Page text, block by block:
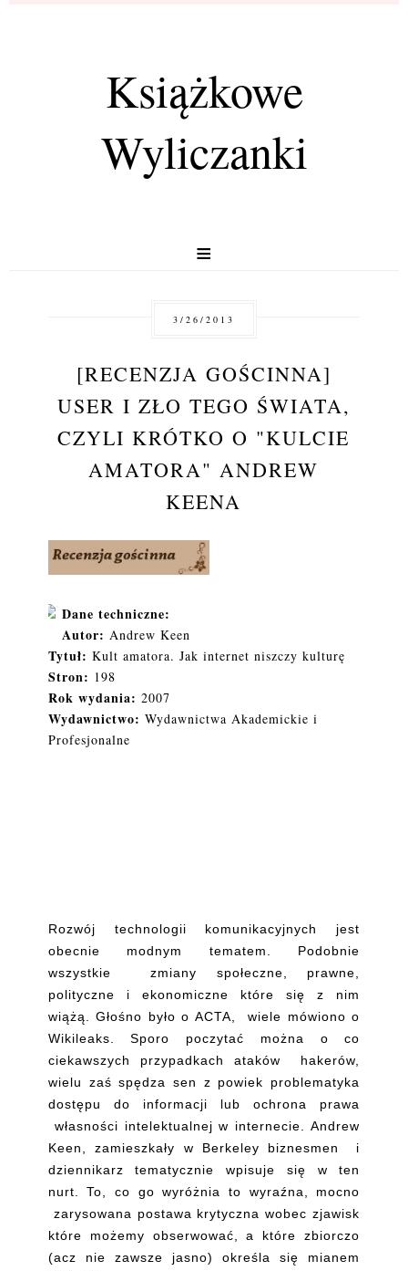
Książkowe
Wyliczanki
≡
3/26/2013
[RECENZJA GOŚCINNA]
USER I ZŁO TEGO ŚWIATA,
CZYLI KRÓTKO O "KULCIE
AMATORA" ANDREW
KEENA
Dane techniczne:
Autor: Andrew Keen
Tytuł: Kult amatora. Jak internet niszczy kulturę
Stron: 198
Rok wydania: 2007
Wydawnictwo: Wydawnictwa Akademickie i
Profesjonalne
Rozwój technologii komunikacyjnych jest
obecnie modnym tematem. Podobnie
wszystkie zmiany społeczne, prawne,
polityczne i ekonomiczne które się z nim
wiążą. Głośno było o ACTA, wiele mówiono o
Wikileaks. Sporo poczytać można o co
ciekawszych przypadkach ataków hakerów,
wielu zaś spędza sen z powiek problematyka
dostępu do informacji lub ochrona prawa
własności intelektualnej w internecie. Andrew
Keen, zamieszkały w Berkeley biznesmen i
dziennikarz tematycznie wpisuje się w ten
nurt. To, co go wyróżnia to wyraźna, mocno
zarysowana postawa krytyczna wobec zjawisk
które możemy obserwować, a które zbiorczo
(acz nie zawsze jasno) określa się mianem